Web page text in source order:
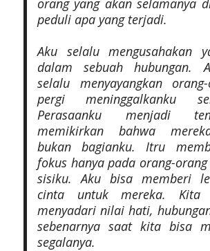
orang yang akan selamanya
peduli apa yang terjadi.
Aku selalu mengusahakan
dalam sebuah hubungan.
selalu menyayangkan
pergi meninggalkanku
Perasaanku menjadi
memikirkan bahwa
bukan bagianku. Itru
fokus hanya pada orang-
sisiku. Aku bisa memberi
cinta untuk mereka. Kita
menyadari nilai hati,
sebenarnya saat kita bisa
segalanya.